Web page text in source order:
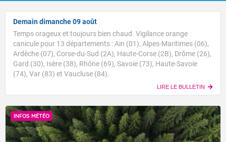
Demain dimanche 09 août
Temps orageux et toujours bien chaud. Vigilance orange
canicule pour 13 départements : Ain (01), Alpes-Maritimes (06),
Ardèche (07), Corse-du-Sud (2A), Haute-Corse (2B), Drôme (26),
Gard (30), Isère (38), Rhône (69), Savoie (73), Haute-Savoie
(74), Var (83) et Vaucluse (84).
LIRE LE BULLETIN
INFOS MÉTÉO